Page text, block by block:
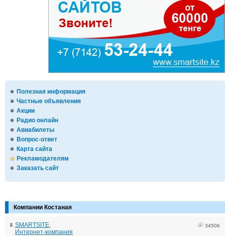
Полезная информация
Частные объявления
Акции
Радио онлайн
Авиабилеты
Вопрос-ответ
Карта сайта
Рекламодателям
Заказать сайт
Компании Костаная
SMARTSITE,
Интернет-компания
34506